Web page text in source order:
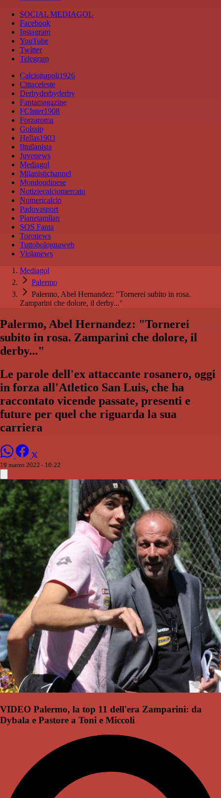
SOCIAL MEDIAGOL
Facebook
Instagram
YouTube
Twitter
Telegram
Calcionapoli1926
Cittaceleste
Derbyderbyderby
Fantamagazine
FCInter1908
Forzaroma
Golssip
Hellas1903
Ilmilanista
Juvenews
Mediagol
Milanistichannel
Mondoudinese
Notiziecalciomercato
Numericalcio
Padovasport
Pianetamilan
SOS Fanta
Toronews
Tuttobolognaweb
Violanews
Mediagol
Palermo
Palermo, Abel Hernandez: "Tornerei subito in rosa.
Zamparini che dolore, il derby..."
Palermo, Abel Hernandez: "Tornerei
subito in rosa. Zamparini che dolore, il
derby..."
Le parole dell'ex attaccante rosanero, oggi
in forza all'Atletico San Luis, che ha
raccontato vicende passate, presenti e
future per quel che riguarda la sua
carriera
19 marzo 2022 - 10:22
VIDEO Palermo, la top 11 dell'era Zamparini: da
Dybala e Pastore a Toni e Miccoli